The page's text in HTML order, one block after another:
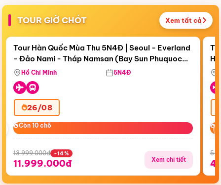
TOUR GIỜ CHÓT Xem tất cả
Còn18 ngày 03:42:08
Bay Sun Phuquoc Airways
Điểm nổi bật
Tour Hàn Quốc Mùa Thu 5N4Đ | Seoul - Everland
- Đảo Nami - Tháp Namsan (Bay Sun Phuquoc
Airways)
Hồ Chí Minh 5N4Đ
26/08
Còn 10 chỗ
Còn 10 chỗ
13.999.000đ -14%
11.999.000đ Xem chi tiết